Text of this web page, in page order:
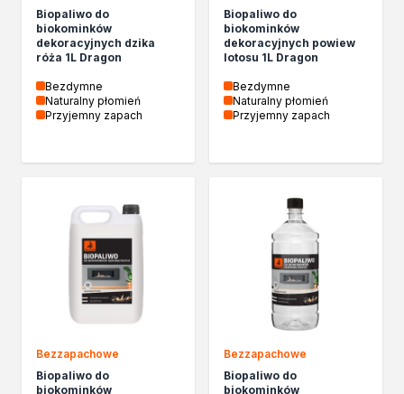
Impregnaty specjalistyczne
Impregnaty do drewna konstrukcyjnego
Remont
Grunty
Folie w płynie
Masy szpachlowe budowlane
Silikony
Impregnaty specjalistyczne
Impregnaty do drewna konstrukcyjnego
Impregnaty dekoracyjny do drewna
Projekty DIY
Lakiery dekoracyjne
Motoryzacja i reperacja
Artykuły sezonowe
Biopaliwo do
biokominków
dekoracyjnych dzika
róża 1L Dragon
Bezdymne
Naturalny płomień
Przyjemny zapach
Biopaliwo do
biokominków
dekoracyjnych powiew
lotosu 1L Dragon
Bezdymne
Naturalny płomień
Przyjemny zapach
Bezzapachowe
Biopaliwo do
biokominków
Bezzapachowe
Biopaliwo do
biokominków